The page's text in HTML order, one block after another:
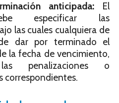
anticipada: El
especificar las
las cuales cualquiera de
dar por terminado el
la fecha de vencimiento,
penalizaciones o
correspondientes.